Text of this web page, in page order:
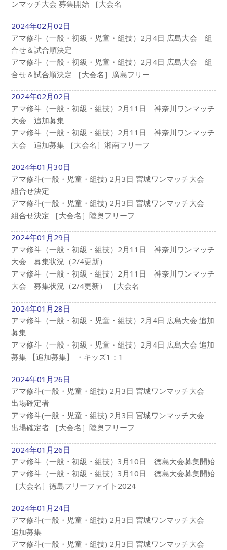
ンマッチ大会 募集開始 ［大会名
2024年02月02日
アマ修斗（一般・初級・児童・組技）2月4日 広島大会 組
合せ＆試合順決定
アマ修斗（一般・初級・児童・組技）2月4日 広島大会 組
合せ＆試合順決定 ［大会名］廣島フリー
2024年02月02日
アマ修斗（一般・初級・組技）2月11日 神奈川ワンマッチ
大会 追加募集
アマ修斗（一般・初級・組技）2月11日 神奈川ワンマッチ
大会 追加募集 ［大会名］湘南フリーフ
2024年01月30日
アマ修斗(一般・児童・組技) 2月3日 宮城ワンマッチ大会
組合せ決定
アマ修斗(一般・児童・組技) 2月3日 宮城ワンマッチ大会
組合せ決定 ［大会名］陸奥フリーフ
2024年01月29日
アマ修斗（一般・初級・組技）2月11日 神奈川ワンマッチ
大会 募集状況（2/4更新）
アマ修斗（一般・初級・組技）2月11日 神奈川ワンマッチ
大会 募集状況（2/4更新） ［大会名
2024年01月28日
アマ修斗（一般・初級・児童・組技）2月4日 広島大会 追加
募集
アマ修斗（一般・初級・児童・組技）2月4日 広島大会 追加
募集 【追加募集】 ・キッズ1：1
2024年01月26日
アマ修斗(一般・児童・組技) 2月3日 宮城ワンマッチ大会
出場確定者
アマ修斗(一般・児童・組技) 2月3日 宮城ワンマッチ大会
出場確定者 ［大会名］陸奥フリーフ
2024年01月26日
アマ修斗（一般・初級・組技）3月10日 徳島大会募集開始
アマ修斗（一般・初級・組技）3月10日 徳島大会募集開始
［大会名］徳島フリーファイト2024
2024年01月24日
アマ修斗(一般・児童・組技) 2月3日 宮城ワンマッチ大会
追加募集
アマ修斗(一般・児童・組技) 2月3日 宮城ワンマッチ大会